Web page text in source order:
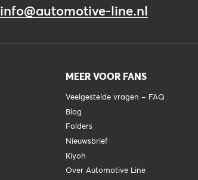
info@automotive-line.nl
MEER VOOR FANS
Veelgestelde vragen – FAQ
Blog
Folders
Nieuwsbrief
Kiyoh
Over Automotive Line